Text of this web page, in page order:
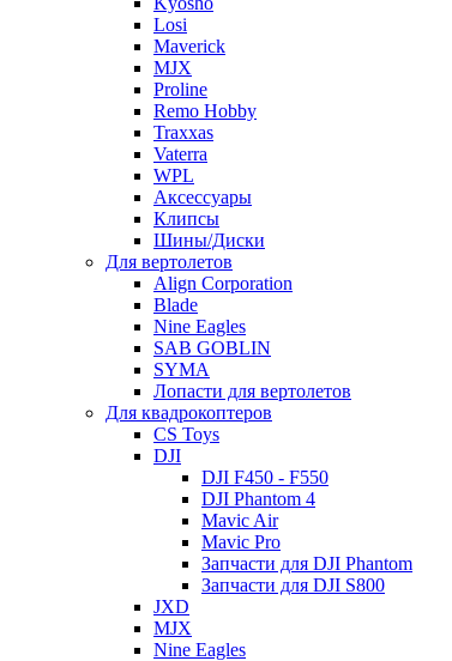
Losi
Maverick
MJX
Proline
Remo Hobby
Traxxas
Vaterra
WPL
Аксессуары
Клипсы
Шины/Диски
Для вертолетов
Align Corporation
Blade
Nine Eagles
SAB GOBLIN
SYMA
Лопасти для вертолетов
Для квадрокоптеров
CS Toys
DJI
DJI F450 - F550
DJI Phantom 4
Mavic Air
Mavic Pro
Запчасти для DJI Phantom
Запчасти для DJI S800
JXD
MJX
Nine Eagles